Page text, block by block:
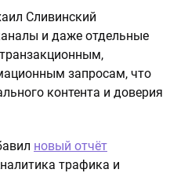
Сливинский
и даже отдельные
запросам, что
контента и доверия
новый отчёт
трафика и